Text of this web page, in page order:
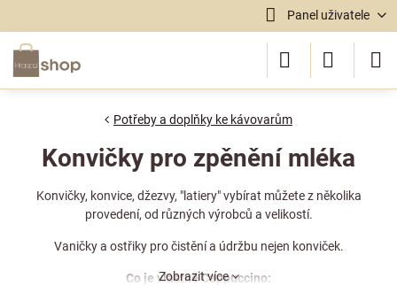
Panel uživatele
Potřeby a doplňky ke kávovarům
Konvičky pro zpěnění mléka
Konvičky, konvice, džezvy, "latiery" vybírat můžete z několika
provedení, od různých výrobců a velikostí.
Vaničky a ostřiky pro čistění a údržbu nejen konviček.
Co je vlastně Cappuccino:
Zobrazit více